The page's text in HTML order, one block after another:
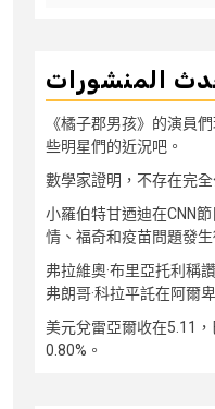
المنشورات
《橘子郡男孩》的演員
些明星們的近況吧。
數學家證明，不存在完
小羅伯特甘迺迪在CNN
情、福奇和疫苗問題發
弗拉維奧·布里亞托利稱
弗朗哥·科拉平託在阿爾
美元兌雷亞爾收在5.11
0.80%。